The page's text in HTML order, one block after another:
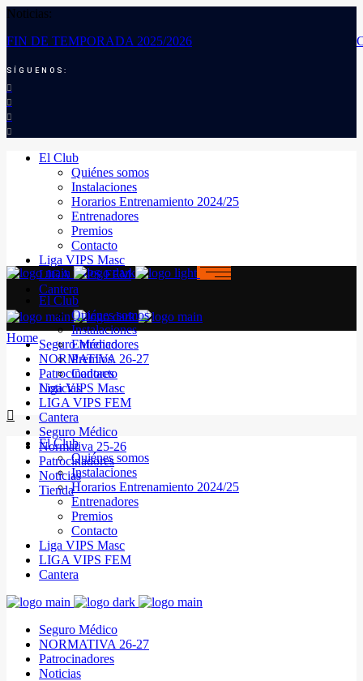
Noticias:
FIN DE TEMPORADA 2025/2026
SÍGUENOS:
El Club
Quiénes somos
Instalaciones
Horarios Entrenamiento 2024/25
Entrenadores
Premios
Contacto
Liga VIPS Masc
LIGA VIPS FEM
Cantera
Seguro Médico
NORMATIVA 26-27
Patrocinadores
Noticias
El Club
Quiénes somos
Instalaciones
Horarios Entrenamiento 2024/25
Entrenadores
Premios
Contacto
Liga VIPS Masc
LIGA VIPS FEM
Cantera
Seguro Médico
NORMATIVA 26-27
Patrocinadores
Noticias
El Club
Quiénes somos
Instalaciones
Entrenadores
Premios
Contacto
Liga VIPS Masc
LIGA VIPS FEM
Cantera
Seguro Médico
Normativa 25-26
Patrocinadores
Noticias
Tienda
Home